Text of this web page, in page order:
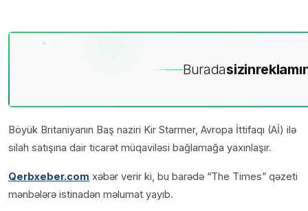
Buradasizin
Böyük Britaniyanın Baş naziri Kir Starmer, Avropa İttifaqı (Aİ) ilə
silah satışına dair ticarət müqaviləsi bağlamağa yaxınlaşır.
Qerbxeber.com xəbər verir ki, bu barədə “The Times” qəzeti
mənbələrə istinadən məlumat yayıb.